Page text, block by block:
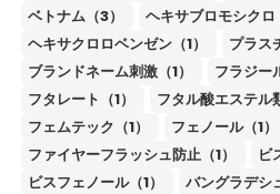
ベトナム（3）
ヘキサブロモシクロ
ヘキサクロロベンゼン（1）
プラス
ブランドネーム刺激（1）
フラジー
フタレート（1）
フタル酸エステル
フェムテック（1）
フェノール（1）
ファイヤーフラッシュ防止（1）
ビ
ビスフェノール（1）
バングラデシ